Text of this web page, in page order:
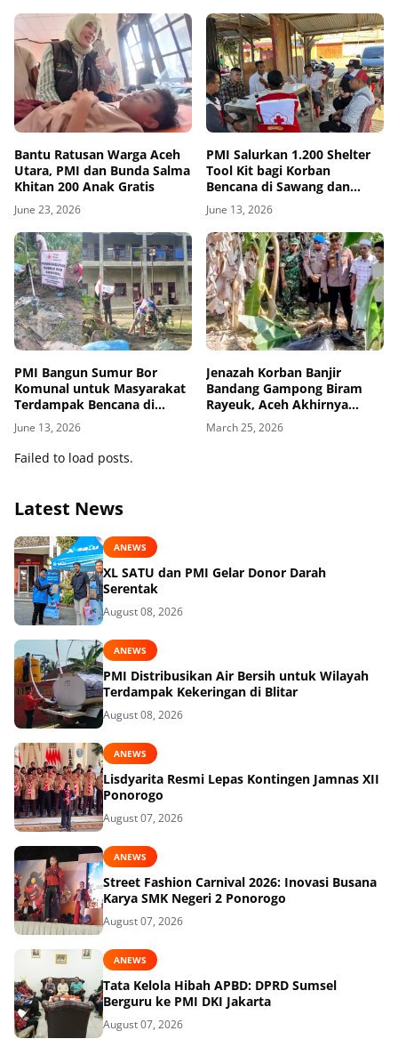
Bantu Ratusan Warga Aceh
Utara, PMI dan Bunda Salma
Khitan 200 Anak Gratis
June 23, 2026
PMI Salurkan 1.200 Shelter
Tool Kit bagi Korban
Bencana di Sawang dan
Langkahan Aceh Utara
June 13, 2026
PMI Bangun Sumur Bor
Komunal untuk Masyarakat
Terdampak Bencana di
Langkahan Aceh Utara
June 13, 2026
Jenazah Korban Banjir
Bandang Gampong Biram
Rayeuk, Aceh Akhirnya
Ditemukan
March 25, 2026
Failed to load posts.
Latest News
ANEWS
XL SATU dan PMI Gelar Donor Darah
Serentak
August 08, 2026
ANEWS
PMI Distribusikan Air Bersih untuk Wilayah
Terdampak Kekeringan di Blitar
August 08, 2026
ANEWS
Lisdyarita Resmi Lepas Kontingen Jamnas XII
Ponorogo
August 07, 2026
ANEWS
Street Fashion Carnival 2026: Inovasi Busana
Karya SMK Negeri 2 Ponorogo
August 07, 2026
ANEWS
Tata Kelola Hibah APBD: DPRD Sumsel
Berguru ke PMI DKI Jakarta
August 07, 2026